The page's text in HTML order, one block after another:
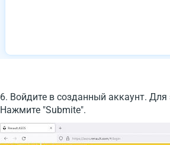
6. Войдите в созданный аккаунт. Для
Нажмите "Submite".